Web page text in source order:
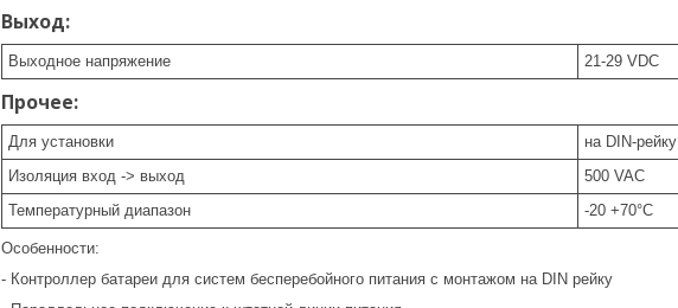
Выход:
Выходное напряжение 21-29 VDC
Прочее:
Для установки
на DIN-рейку
Изоляция вход -> выход
500 VAC
Температурный диапазон
-20 +70°C
Особенности:
- Контроллер батареи для систем бесперебойного питания с монтажом на DIN рейку